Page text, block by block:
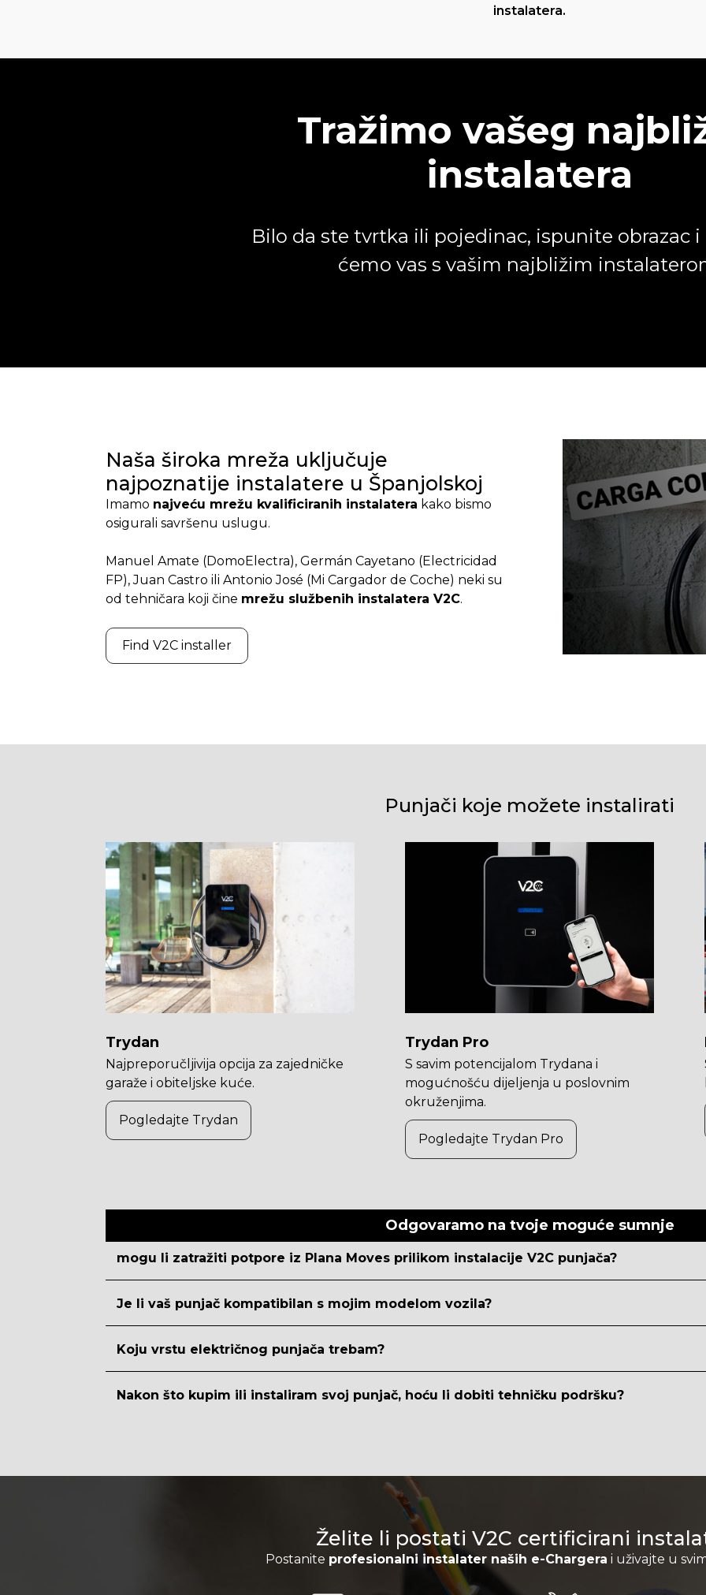
instalatera.
Tražimo vašeg
instalatera
Bilo da ste tvrtka ili pojedinac, ispunite obrazac
ćemo vas s vašim najbližim
Naša široka mreža uključuje
najpoznatije instalatere u Španjolskoj
Imamo najveću mrežu kvalificiranih instalatera kako bismo
osigurali savršenu uslugu.
Manuel Amate (DomoElectra), Germán Cayetano (Electricidad
FP), Juan Castro ili Antonio José (Mi Cargador de Coche) neki su
od tehničara koji čine mrežu službenih instalatera V2C.
Find V2C installer
Punjači koje možete instalirati
Trydan
Najpreporučljivija opcija za zajedničke
garaže i obiteljske kuće.
Pogledajte Trydan
Trydan Pro
S savim potencijalom Trydana i
mogućnošću dijeljenja u poslovnim
okruženjima.
Pogledajte Trydan Pro
Odgovaramo na tvoje moguće sumnje
mogu li zatražiti potpore iz Plana Moves prilikom instalacije V2C punjača?
Je li vaš punjač kompatibilan s mojim modelom vozila?
Koju vrstu električnog punjača trebam?
Nakon što kupim ili instaliram svoj punjač, hoću li dobiti tehničku podršku?
Želite li postati V2C certificirani
Postanite profesionalni instalater naših e-Chargera i uživajte u